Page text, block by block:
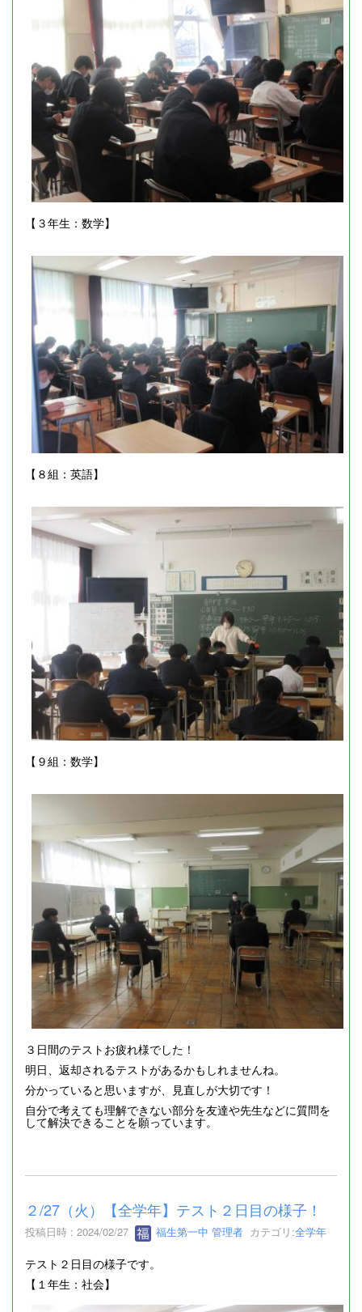
【３年生：数学】
【８組：英語】
【９組：数学】
３日間のテストお疲れ様でした！
明日、返却されるテストがあるかもしれませんね。
分かっていると思いますが、見直しが大切です！
自分で考えても理解できない部分を友達や先生などに質問を
して解決できることを願っています。
２/27（火）【全学年】テスト２日目の様子！
投稿日時 : 2024/02/27 福生第一中 管理者 カテゴリ:全学年
テスト２日目の様子です。
【１年生：社会】